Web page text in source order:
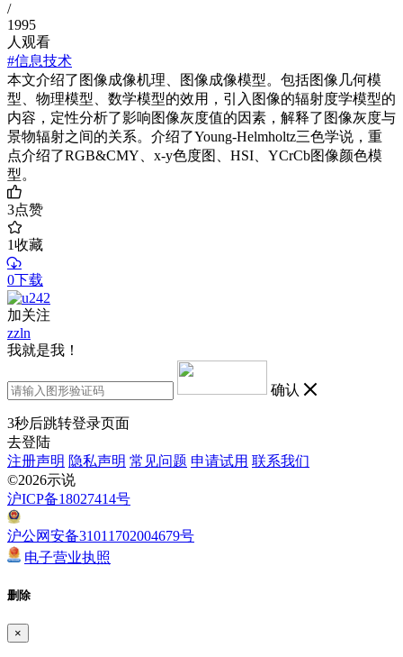
/
1995
人观看
#信息技术
本文介绍了图像成像机理、图像成像模型。包括图像几何模
型、物理模型、数学模型的效用，引入图像的辐射度学模型的
内容，定性分析了影响图像灰度值的因素，解释了图像灰度与
景物辐射之间的关系。介绍了Young-Helmholtz三色学说，重
点介绍了RGB&CMY、x-y色度图、HSI、YCrCb图像颜色模
型。
3点赞
1收藏
0下载
加关注
zzln
我就是我！
确认
3秒后跳转登录页面
去登陆
注册声明 隐私声明 常见问题 申请试用 联系我们
©2026示说
沪ICP备18027414号
沪公网安备31011702004679号
电子营业执照
删除
×